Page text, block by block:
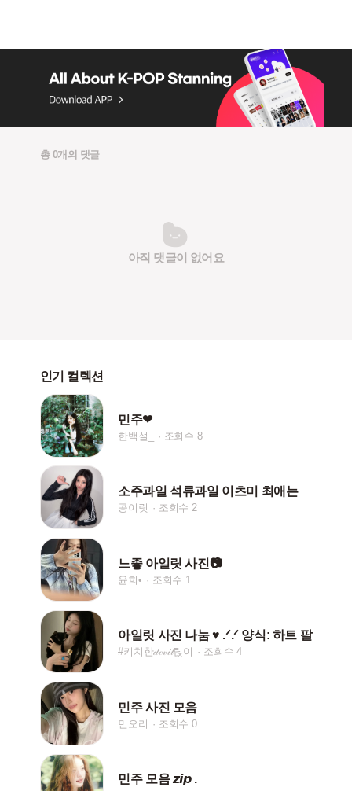
총 0개의 댓글
아직 댓글이 없어요
인기 컬렉션
민주❤︎
한백설_ 조회수 8
소주과일 석류과일 이츠미 최애는
콩이릿 조회수 2
느좋 아일릿 사진📷
윤희• 조회수 1
아일릿 사진 나눔 ♥︎ .ᐟ.ᐟ 양식: 하트 팔
#키치한𝒹ℯ𝓋𝒾𝓁릱이 조회수 4
민주 사진 모음
민오리 조회수 0
민주 모음 𝙯𝙞𝙥 .